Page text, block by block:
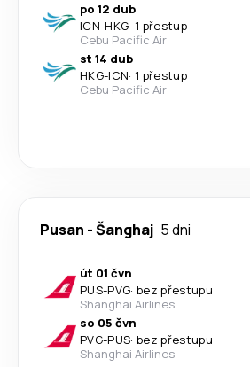
po 12 dub
ICN-HKG· 1 přestup
Cebu Pacific Air
st 14 dub
HKG-ICN· 1 přestup
Cebu Pacific Air
Pusan -Šanghaj 5 dni
út 01 čvn
PUS-PVG· bez přestupu
Shanghai Airlines
so 05 čvn
PVG-PUS· bez přestupu
Shanghai Airlines